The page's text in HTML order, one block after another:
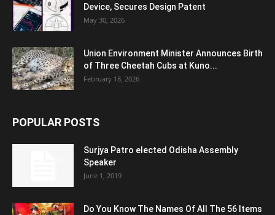
Device, Secures Design Patent
May 30, 2026
Union Environment Minister Announces Birth
of Three Cheetah Cubs at Kuno...
February 18, 2026
POPULAR POSTS
Surjya Patro elected Odisha Assembly
Speaker
June 1, 2019
Do You Know The Names Of All The 56 Items